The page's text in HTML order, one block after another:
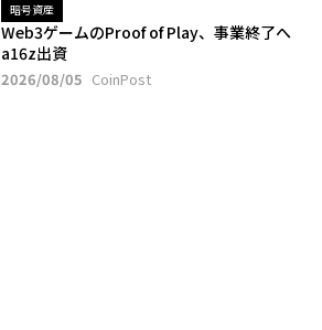
暗号資産
Web3ゲームのProof of Play、事業終了へ
a16z出資
2026/08/05 CoinPost